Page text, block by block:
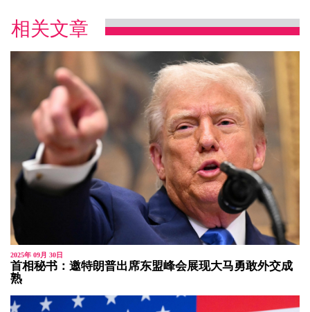
相关文章
2025年 09月 30日
首相秘书：邀特朗普出席东盟峰会展现大马勇敢外交成
熟